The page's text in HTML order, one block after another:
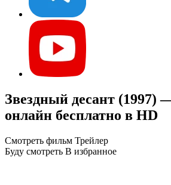
Звездный десант (1997)
онлайн бесплатно в HD
Смотреть фильм Трейлер
Буду смотреть В избранное